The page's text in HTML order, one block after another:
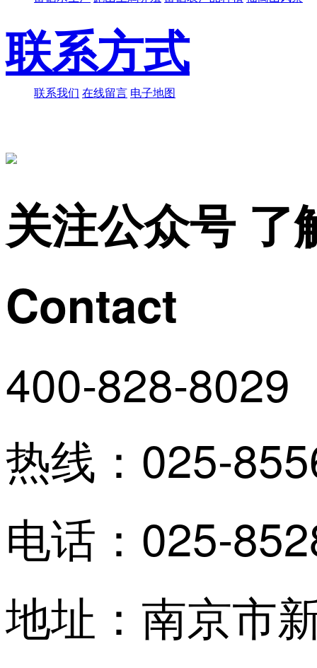
联系方式
联系我们 在线留言 电子地图
关注公众号 了
Contact
400-828-8029
热线： 025-
电话： 025-
地址： 南京市